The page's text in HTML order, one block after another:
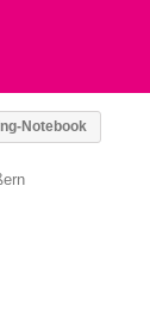
Notebook